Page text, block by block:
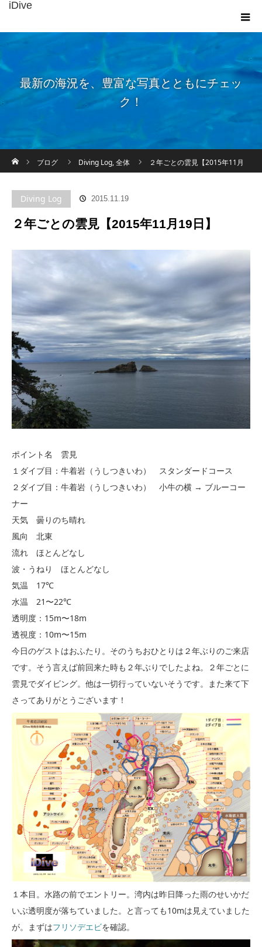
iDive
最新の海況を、豊富な写真とともにチェッ
ク！
ブログ
Diving Log,全体 ２年ごとの雲見【2015年11月
Diving Log 2015.11.19
２年ごとの雲見【2015年11月19日】
ポイント名 雲見
１ダイブ目：牛着岩（うしつきいわ） スタンダードコース
２ダイブ目：牛着岩（うしつきいわ） 小牛の横 → ブルーコー
ナー
天気 曇りのち晴れ
風向 北東
流れ ほとんどなし
波・うねり ほとんどなし
気温 17℃
水温 21〜22℃
透明度：15m〜18m
透視度：10m〜15m
今日のゲストはおふたり。そのうちおひとりは２年ぶりのご来店
です。そう言えば前回来た時も２年ぶりでしたよね。２年ごとに
雲見でダイビング。他は一切行っていないそうです。また来て下
さってありがとうございます！
１本目。水路の前でエントリー。湾内は昨日降った雨のせいかだ
いぶ透明度が落ちていました。と言っても10mは見えていました
が。まずはフリソデエビを確認。